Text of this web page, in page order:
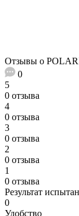
Отзывы о
0
5
0 отзыва
4
0 отзыва
3
0 отзыва
2
0 отзыва
1
0 отзыва
Результат
0
Удобство